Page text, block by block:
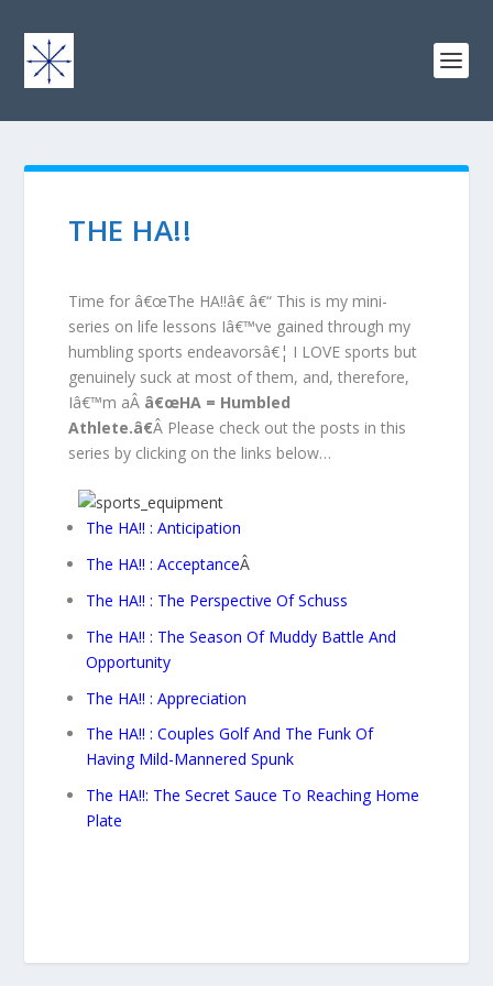
THE HA!!
Time for â€œThe HA!!â€ â€“ This is my mini-
series on life lessons Iâ€™ve gained through my
humbling sports endeavorsâ€¦ I LOVE sports but
genuinely suck at most of them, and, therefore,
Iâ€™m aÂ â€œHA = Humbled
Athlete.â€Â Please check out the posts in this
series by clicking on the links below…
The HA!! : Anticipation
The HA!! : AcceptanceÂ
The HA!! : The Perspective Of Schuss
The HA!! : The Season Of Muddy Battle And
Opportunity
The HA!! : Appreciation
The HA!! : Couples Golf And The Funk Of
Having Mild-Mannered Spunk
The HA!!: The Secret Sauce To Reaching Home
Plate
de las plataformas más atractivas, gracias a su